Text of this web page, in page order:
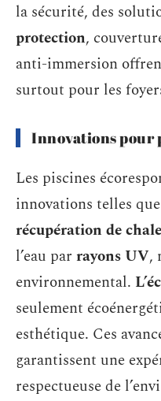
la sécurité, des
protection,
anti-immersion
surtout pour les
Innovations pour
Les piscines
innovations telles
récupération de
l’eau par rayons UV,
environnemental.
seulement
esthétique. Ces
garantissent une
respectueuse de